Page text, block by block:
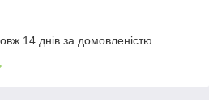
14 днів за домовленістю